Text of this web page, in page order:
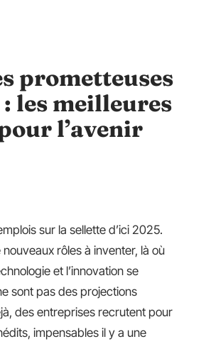
prometteuses
les meilleures
l’avenir
sur la sellette d’ici 2025.
rôles à inventer, là où
et l’innovation se
sont pas des projections
des entreprises recrutent pour
impensables il y a une